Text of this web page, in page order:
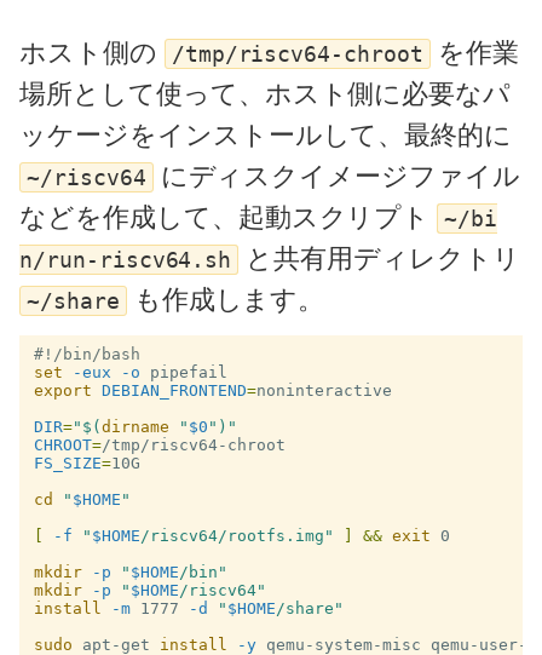
ホスト側の /tmp/riscv64-chroot を作業
場所として使って、ホスト側に必要なパ
ッケージをインストールして、最終的に
~/riscv64 にディスクイメージファイル
などを作成して、起動スクリプト ~/bi
n/run-riscv64.sh
と共有用ディレクトリ
~/share も作成します。
#!/bin/bash
set
-eux -o
export DEBIAN_FRONTEND=noninteractive
DIR=" $( dirname " $0 " ) "
CHROOT=
FS_SIZE=10G
cd
" $HOME "
-f " $HOME/riscv64/rootfs.img" && exit 0
mkdir
-p " $HOME/bin"
mkdir
-p " $HOME/riscv64"
install
-m 1777 -d " $HOME/share"
sudo apt-get install -y qemu-system-misc qemu-